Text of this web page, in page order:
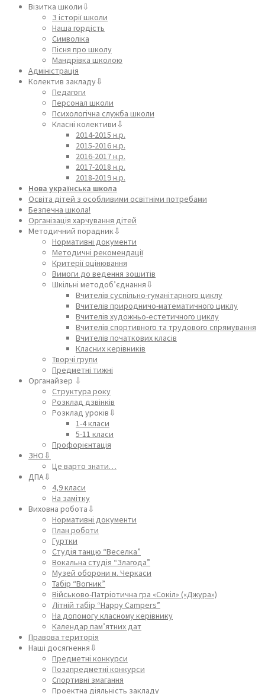
Візитка школи⇩
З історії школи
Наша гордість
Символіка
Пісня про школу
Мандрівка школою
Адміністрація
Колектив закладу⇩
Педагоги
Персонал школи
Психологічна служба школи
Класні колективи⇩
2014-2015 н.р.
2015-2016 н.р.
2016-2017 н.р.
2017-2018 н.р.
2018-2019 н.р.
Нова українська школа
Освіта дітей з особливими освітніми потребами
Безпечна школа!
Організація харчування дітей
Методичний порадник⇩
Нормативні документи
Методичні рекомендації
Критерії оцінювання
Вимоги до ведення зошитів
Шкільні методоб’єднання⇩
Вчителів суспільно-гуманітарного циклу
Вчителів природничо-математичного циклу
Вчителів художньо-естетичного циклу
Вчителів спортивного та трудового спрямування
Вчителів початкових класів
Класних керівників
Творчі групи
Предметні тижні
Органайзер ⇩
Структура року
Розклад дзвінків
Розклад уроків⇩
1-4 класи
5-11 класи
Профорієнтація
ЗНО⇩
Це варто знати…
ДПА⇩
4,9 класи
На замітку
Виховна робота⇩
Нормативні документи
План роботи
Гуртки
Студія танцю “Веселка”
Вокальна студія “Злагода”
Музей оборони м. Черкаси
Табір “Вогник”
Військово-Патріотична гра «Сокіл» («Джура»)
Літній табір “Happy Campers”
На допомогу класному керівнику
Календар пам’ятних дат
Правова територія
Наші досягнення⇩
Предметні конкурси
Позапредметні конкурси
Спортивні змагання
Проектна діяльність закладу